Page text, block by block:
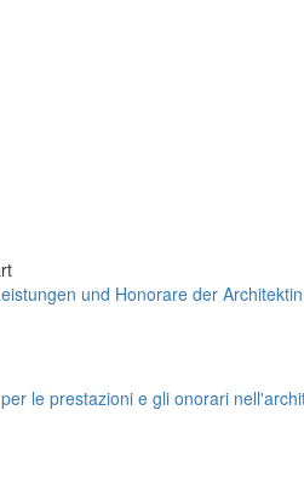
und Honorare der
le prestazioni e gli onorari